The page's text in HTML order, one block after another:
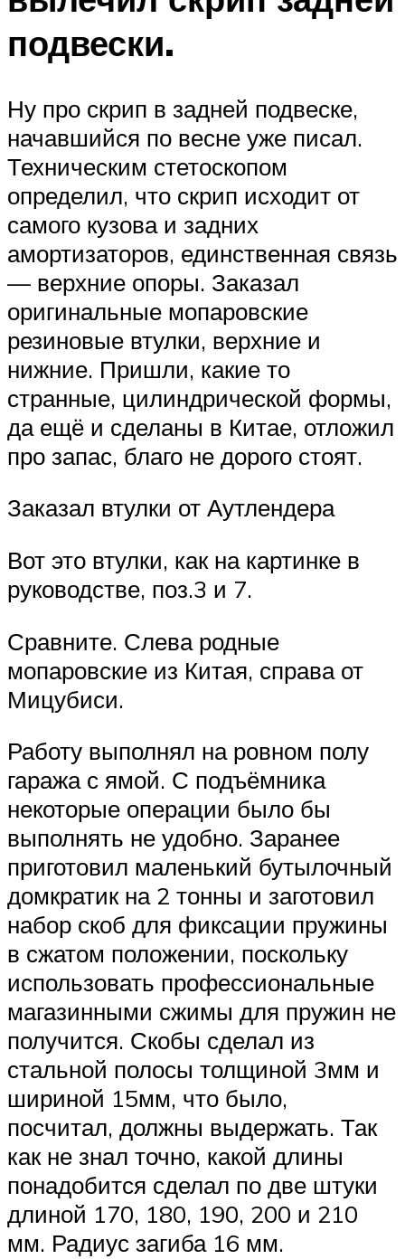
подвески.
Ну про скрип в задней подвеске,
начавшийся по весне уже писал.
Техническим стетоскопом
определил, что скрип исходит от
самого кузова и задних
амортизаторов, единственная связь
— верхние опоры. Заказал
оригинальные мопаровские
резиновые втулки, верхние и
нижние. Пришли, какие то
странные, цилиндрической формы,
да ещё и сделаны в Китае, отложил
про запас, благо не дорого стоят.
Заказал втулки от Аутлендера
Вот это втулки, как на картинке в
руководстве, поз.3 и 7.
Сравните. Слева родные
мопаровские из Китая, справа от
Мицубиси.
Работу выполнял на ровном полу
гаража с ямой. С подъёмника
некоторые операции было бы
выполнять не удобно. Заранее
приготовил маленький бутылочный
домкратик на 2 тонны и заготовил
набор скоб для фиксации пружины
в сжатом положении, поскольку
использовать профессиональные
магазинными сжимы для пружин не
получится. Скобы сделал из
стальной полосы толщиной 3мм и
шириной 15мм, что было,
посчитал, должны выдержать. Так
как не знал точно, какой длины
понадобится сделал по две штуки
длиной 170, 180, 190, 200 и 210
мм. Радиус загиба 16 мм.